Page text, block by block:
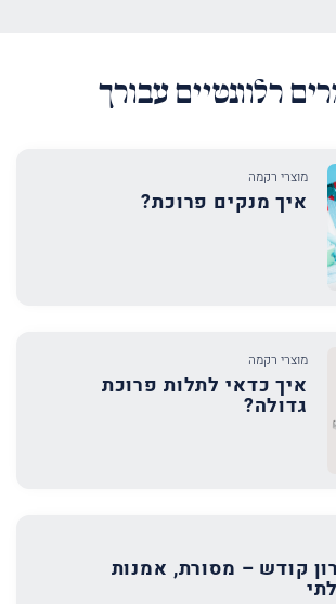
רלוונטיים עבורך
מוצרי רקמה
איך מנקים פרוכת?
מוצרי רקמה
איך כדאי לתלות פרוכת
גדולה?
קודש – מסורת, אמנות